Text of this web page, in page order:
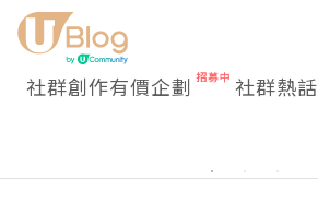
社群創作有價企劃 社群熱話